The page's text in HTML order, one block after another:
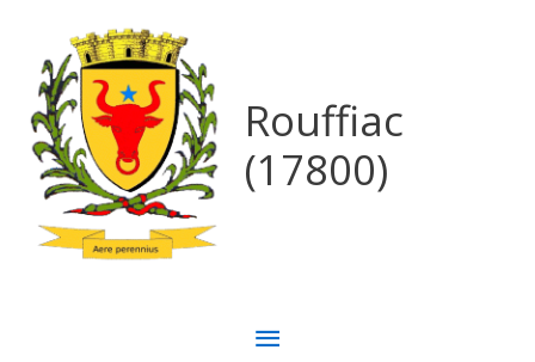
Rouffiac
(17800)
MENU